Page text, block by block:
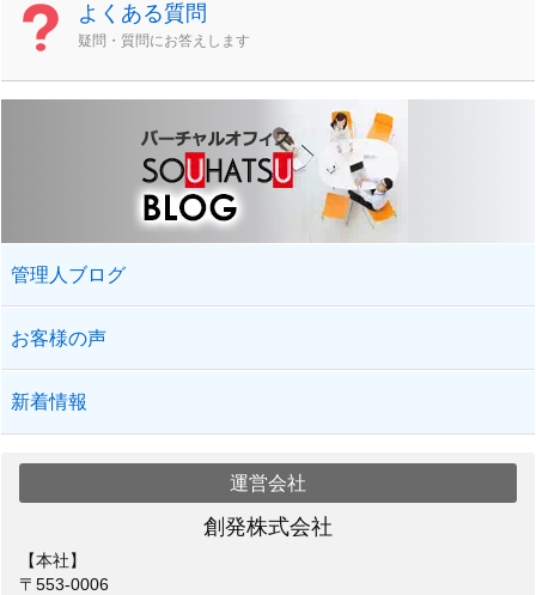
よくある質問
疑問・質問にお答えします
管理人ブログ
お客様の声
新着情報
運営会社
創発株式会社
【本社】
〒553-0006